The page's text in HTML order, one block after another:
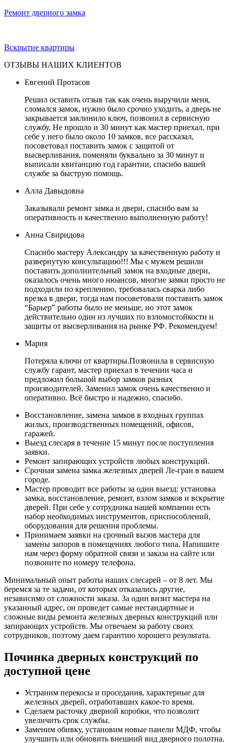
Ремонт дверного замка
Вскрытие квартиры
ОТЗЫВЫ НАШИХ КЛИЕНТОВ
Евгений Протасов
Решил оставить отзыв так как очень выручили меня,
сломался замок, нужно было срочно уходить, а дверь не
закрывается заклинило ключ, позвонил в сервисную
службу. Не прошло и 30 минут как мастер приехал, при
себе у него было около 10 замков, все рассказал,
посоветовал поставить замок с защитой от
высверливания, поменяли буквально за 30 минут и
выписали квитанцию год гарантии, спасибо вашей
службе за быструю помощь.
Алла Давыдовна
Заказывали ремонт замка и двери, спасибо вам за
оперативность и качественно выполненную работу!
Анна Свиридова
Спасибо мастеру Александру за качественную работу и
развернутую консультацию!!! Мы с мужем решили
поставить дополнительный замок на входные двери,
оказалось очень много нюансов, многие замки просто не
подходили по креплению, требовалась сварка либо
врезка в двери, тогда нам посоветовали поставить замок
“Барьер” работы было не меньше, но этот замок
действительно один из лучших по взломостойкости и
защиты от высверливания на рынке РФ. Рекомендуем!
Мария
Потеряла ключи от квартиры.Позвонила в сервисную
службу гарант, мастер приехал в течении часа и
предложил большой выбор замков разных
производителей. Заменил замок очень качественно и
оперативно. Всё быстро и надежно, спасибо.
Восстановление, замена замков в входных группах
жилых, производственных помещений, офисов,
гаражей.
Выезд слесаря в течение 15 минут после поступления
заявки.
Ремонт запирающих устройств любых конструкций.
Срочная замена замка железных дверей Ле-гран в вашем
городе.
Мастер проводит все работы за один выезд: установка
замка, восстановление, ремонт, взлом замков и вскрытие
дверей. При себе у сотрудника нашей компании есть
набор необходимых инструментов, приспособлений,
оборудования для решения проблемы.
Принимаем заявки на срочный вызов мастера для
замены запоров в помещениях любого типа. Напишите
нам через форму обратной связи и заказа на сайте или
позвоните по номеру телефона.
Минимальный опыт работы наших слесарей – от 8 лет. Мы
беремся за те задачи, от которых отказались другие,
независимо от сложности заказа. За один визит мастера на
указанный адрес, он проведет самые нестандартные и
сложные виды ремонта железных дверных конструкций или
запирающих устройств. Мы отвечаем за работу своих
сотрудников, поэтому даем гарантию хорошего результата.
Починка дверных конструкций по
доступной цене
Устраним перекосы и проседания, характерные для
железных дверей, отработавших какое-то время.
Сделаем расточку дверной коробки, что позволит
увеличить срок службы.
Заменим обивку, установим новые панели МДФ, чтобы
улучшить или обновить внешний вид дверного полотна.